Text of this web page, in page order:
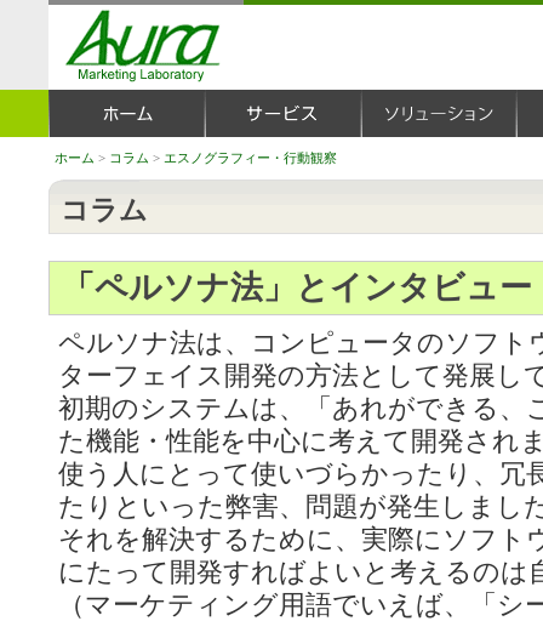
ホーム > コラム > エスノグラフィー・行動観察
コラム
「ペルソナ法」とインタビュー
ペルソナ法は、コンピュータのソフト
ターフェイス開発の方法として発展し
初期のシステムは、「あれができる、
た機能・性能を中心に考えて開発され
使う人にとって使いづらかったり、冗
たりといった弊害、問題が発生しまし
それを解決するために、実際にソフト
にたって開発すればよいと考えるのは
（マーケティング用語でいえば、「シ